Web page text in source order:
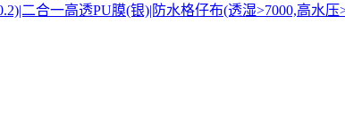
二合一高透PU膜(银)|防水格仔布(透湿>7000,高水